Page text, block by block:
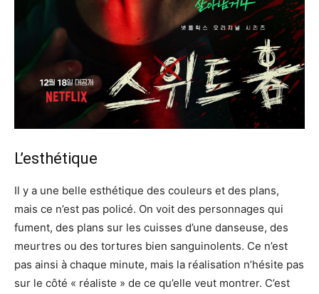
L’esthétique
Il y a une belle esthétique des couleurs et des plans,
mais ce n’est pas policé. On voit des personnages qui
fument, des plans sur les cuisses d’une danseuse, des
meurtres ou des tortures bien sanguinolents. Ce n’est
pas ainsi à chaque minute, mais la réalisation n’hésite pas
sur le côté « réaliste » de ce qu’elle veut montrer. C’est